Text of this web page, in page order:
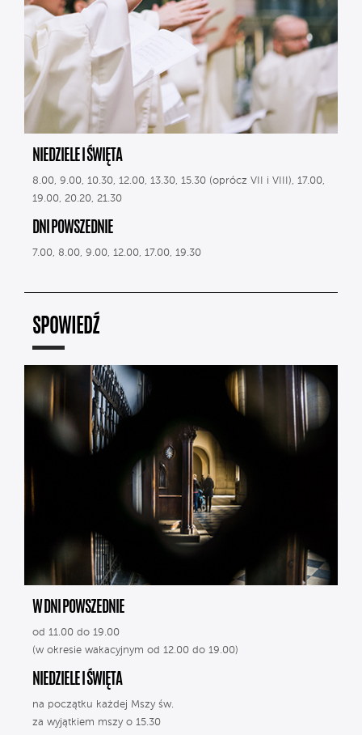
NIEDZIELE I ŚWIĘTA
8.00, 9.00, 10.30, 12.00, 13.30, 15.30 (oprócz VII i VIII), 17.00,
19.00, 20.20, 21.30
DNI POWSZEDNIE
7.00, 8.00, 9.00, 12.00, 17.00, 19.30
SPOWIEDŹ
W DNI POWSZEDNIE
od 11.00 do 19.00
(w okresie wakacyjnym od 12.00 do 19.00)
NIEDZIELE I ŚWIĘTA
na początku każdej Mszy św.
za wyjątkiem mszy o 15.30